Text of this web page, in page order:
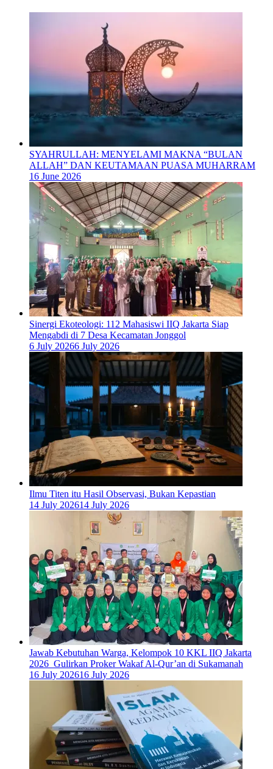
SYAHRULLAH: MENYELAMI MAKNA “BULAN
ALLAH” DAN KEUTAMAAN PUASA MUHARRAM
16 June 2026
‎Sinergi Ekoteologi: 112 Mahasiswi IIQ Jakarta Siap
Mengabdi di 7 Desa Kecamatan Jonggol
6 July 20266 July 2026
Ilmu Titen itu Hasil Observasi, Bukan Kepastian
14 July 202614 July 2026
Jawab Kebutuhan Warga, Kelompok 10 KKL IIQ Jakarta
2026 Gulirkan Proker Wakaf Al-Qur’an di Sukamanah
16 July 202616 July 2026